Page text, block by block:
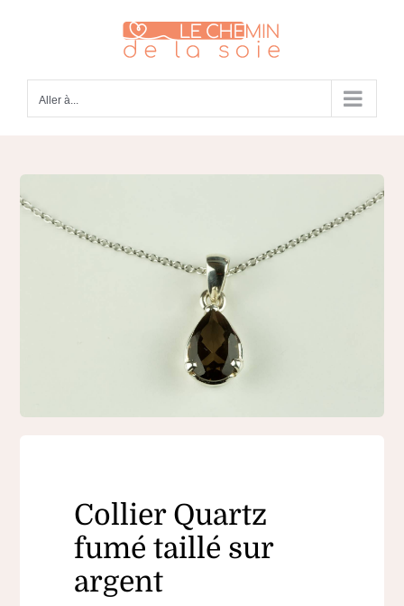
Aller à...
Collier Quartz
fumé taillé sur
argent